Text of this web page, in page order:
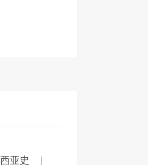
西亚史